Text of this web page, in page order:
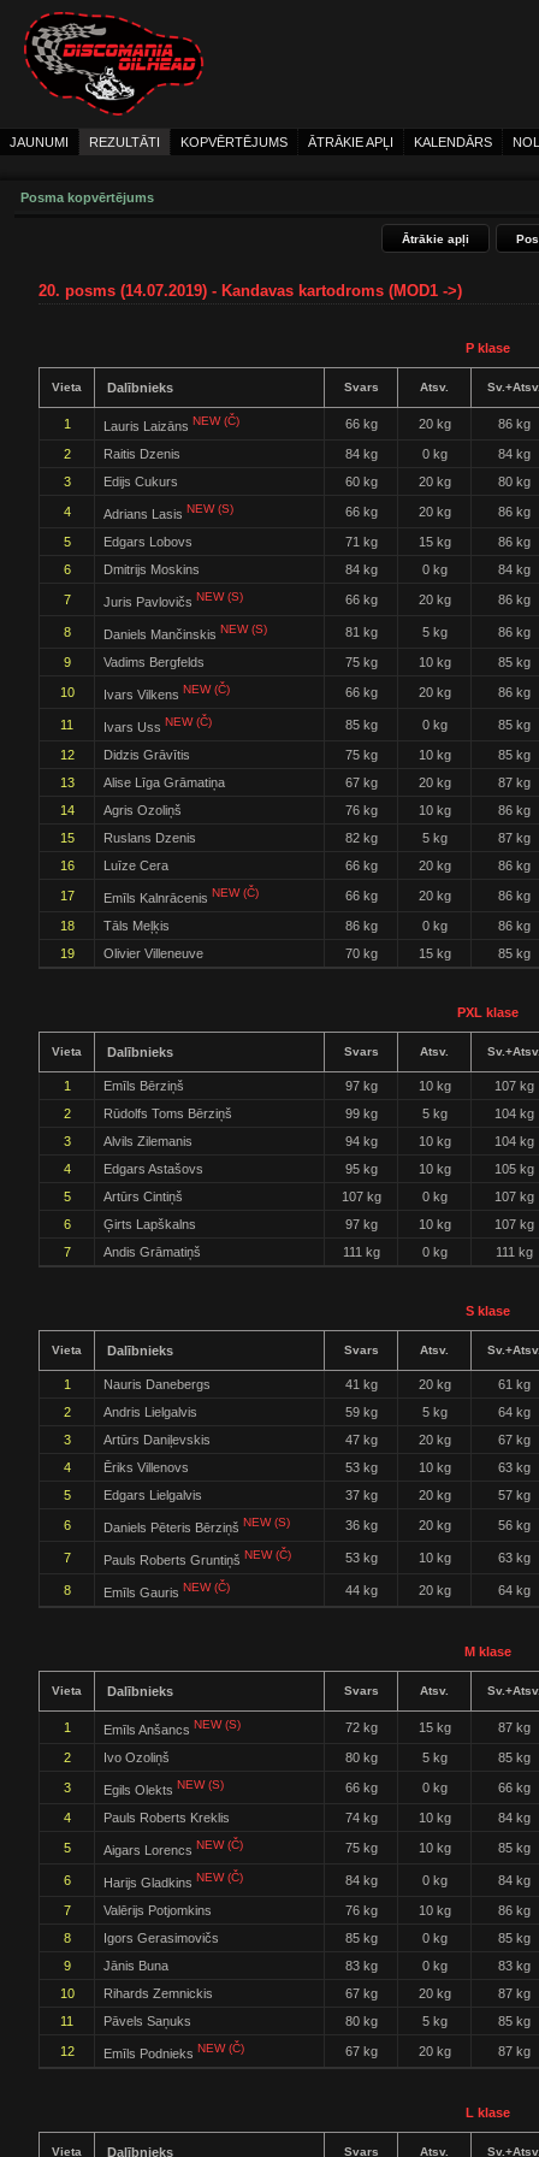
JAUNUMI REZULTĀTI KOPVĒRTĒJUMS ĀTRĀKIE APĻI KALENDĀRS
Posma kopvērtējums
Ātrākie apļi
20. posms (14.07.2019) - Kandavas kartodroms (MOD1 ->)
P klase
Vieta Dalībnieks Svars Atsv.
1 Lauris Laizāns NEW (Č) 66 kg 20 kg 86 kg
2 Raitis Dzenis 84 kg 0 kg
84 kg
3
Edijs Cukurs 60 kg 20 kg 80 kg
4 Adrians Lasis NEW (S) 66 kg 20 kg 86 kg
5 Edgars Lobovs 71 kg 15 kg
86 kg
6
Dmitrijs Moskins 84 kg 0 kg 84 kg
7 Juris Pavlovičs NEW (S) 66 kg 20 kg 86 kg
8 Daniels Mančinskis NEW (S) 81 kg 5 kg 86 kg
9 Vadims Bergfelds 75 kg 10 kg 85 kg
10 Ivars Vilkens NEW (Č) 66 kg 20 kg 86 kg
11 Ivars Uss NEW (Č) 85 kg 0 kg 85 kg
12 Didzis Grāvītis 75 kg 10 kg
85 kg
13
Alise Līga Grāmatiņa 67 kg 20 kg
87 kg
14
Agris Ozoliņš 76 kg 10 kg
86 kg
15
Ruslans Dzenis 82 kg 5 kg
87 kg
16
Luīze Cera 66 kg 20 kg 86 kg
17 Emīls Kalnrācenis NEW (Č) 66 kg 20 kg 86 kg
18 Tāls Meļķis 86 kg 0 kg
86 kg
19
Olivier Villeneuve 70 kg 15 kg 85 kg
PXL klase
Vieta Dalībnieks Svars Atsv.
1 Emīls Bērziņš 97 kg 10 kg
107 kg
2
Rūdolfs Toms Bērziņš 99 kg 5 kg
104 kg
3
Alvils Zilemanis 94 kg 10 kg
104 kg
4
Edgars Astašovs 95 kg 10 kg
105 kg
5
Artūrs Cintiņš 107 kg 0 kg
107 kg
6
Ģirts Lapškalns 97 kg 10 kg
107 kg
7
Andis Grāmatiņš 111 kg 0 kg 111 kg
S klase
Vieta Dalībnieks Svars Atsv.
1 Nauris Danebergs 41 kg 20 kg
61 kg
2
Andris Lielgalvis 59 kg 5 kg
64 kg
3
Artūrs Daniļevskis 47 kg 20 kg
67 kg
4
Ēriks Villenovs 53 kg 10 kg
63 kg
5
Edgars Lielgalvis 37 kg 20 kg 57 kg
6 Daniels Pēteris Bērziņš NEW (S) 36 kg 20 kg 56 kg
7 Pauls Roberts Gruntiņš NEW (Č) 53 kg 10 kg 63 kg
8 Emīls Gauris NEW (Č) 44 kg 20 kg 64 kg
M klase
Vieta Dalībnieks Svars Atsv.
1 Emīls Anšancs NEW (S) 72 kg 15 kg 87 kg
2 Ivo Ozoliņš 80 kg 5 kg 85 kg
3 Egils Olekts NEW (S) 66 kg 0 kg 66 kg
4 Pauls Roberts Kreklis 74 kg 10 kg 84 kg
5 Aigars Lorencs NEW (Č) 75 kg 10 kg 85 kg
6 Harijs Gladkins NEW (Č) 84 kg 0 kg 84 kg
7 Valērijs Potjomkins 76 kg 10 kg
86 kg
8
Igors Gerasimovičs 85 kg 0 kg
85 kg
9
Jānis Buna 83 kg 0 kg
83 kg
10
Rihards Zemnickis 67 kg 20 kg
87 kg
11
Pāvels Saņuks 80 kg 5 kg 85 kg
12 Emīls Podnieks NEW (Č) 67 kg 20 kg 87 kg
L klase
Vieta Dalībnieks Svars Atsv.